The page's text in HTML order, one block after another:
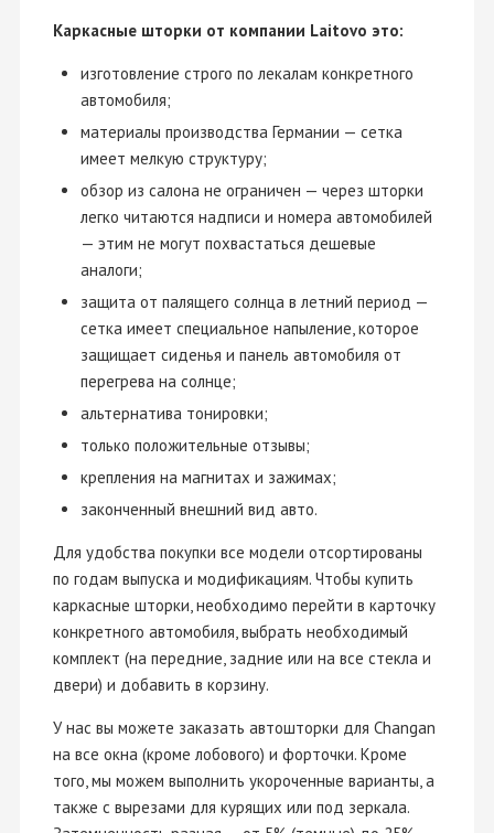
Каркасные шторки от компании Laitovo это:
изготовление строго по лекалам конкретного
автомобиля;
материалы производства Германии — сетка
имеет мелкую структуру;
обзор из салона не ограничен — через шторки
легко читаются надписи и номера автомобилей
— этим не могут похвастаться дешевые
аналоги;
защита от палящего солнца в летний период —
сетка имеет специальное напыление, которое
защищает сиденья и панель автомобиля от
перегрева на солнце;
альтернатива тонировки;
только положительные отзывы;
крепления на магнитах и зажимах;
законченный внешний вид авто.
Для удобства покупки все модели отсортированы
по годам выпуска и модификациям. Чтобы купить
каркасные шторки, необходимо перейти в карточку
конкретного автомобиля, выбрать необходимый
комплект (на передние, задние или на все стекла и
двери) и добавить в корзину.
У нас вы можете заказать автошторки для Changan
на все окна (кроме лобового) и форточки. Кроме
того, мы можем выполнить укороченные варианты, а
также с вырезами для курящих или под зеркала.